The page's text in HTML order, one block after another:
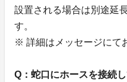
設置される場合は別途延
す。
※ 詳細はメッセージにて
Q：蛇口にホースを接続